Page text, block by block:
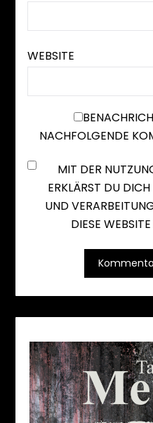
WEBSITE
NACHFOLGENDE
MIT DER
ERKLÄRST DU
UND
DIESE